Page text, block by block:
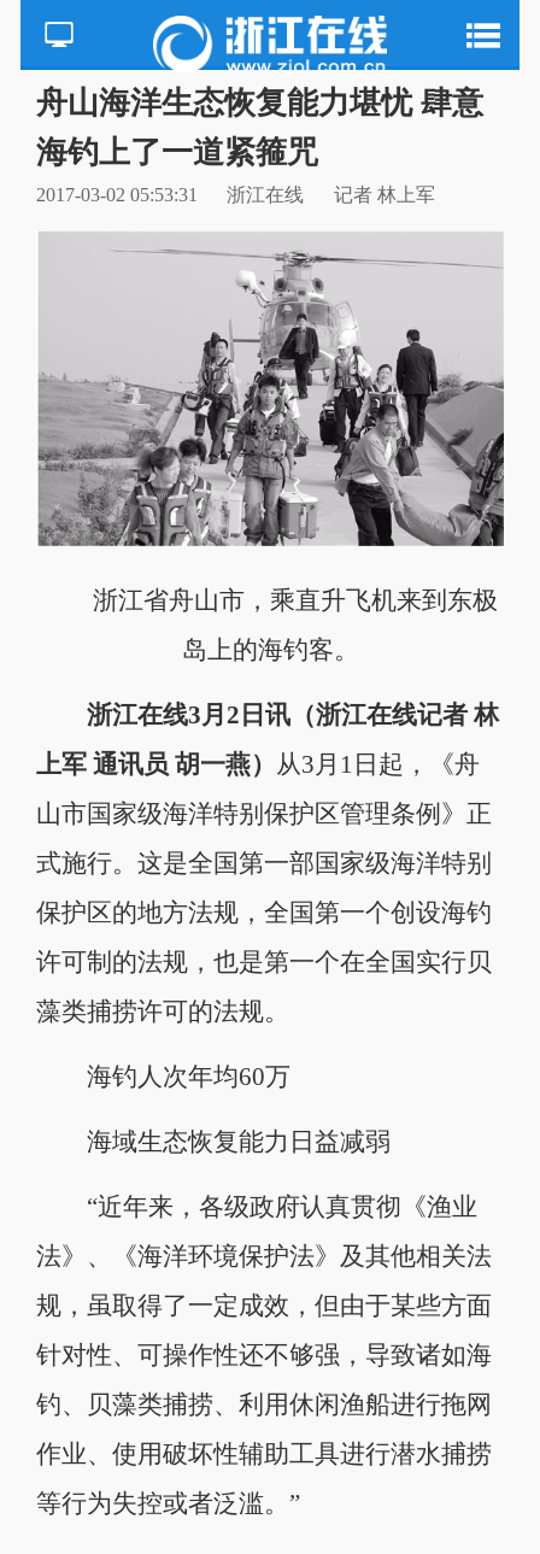
舟山海洋生态恢复能力堪忧 肆意
海钓上了一道紧箍咒
2017-03-02 05:53:31 浙江在线 记者 林上军
浙江省舟山市，乘直升飞机来到东极
岛上的海钓客。
浙江在线3月2日讯（浙江在线记者 林
上军 通讯员 胡一燕） 从3月1日起，《舟
山市国家级海洋特别保护区管理条例》正
式施行。这是全国第一部国家级海洋特别
保护区的地方法规，全国第一个创设海钓
许可制的法规，也是第一个在全国实行贝
藻类捕捞许可的法规。
海钓人次年均60万
海域生态恢复能力日益减弱
“近年来，各级政府认真贯彻《渔业
法》、《海洋环境保护法》及其他相关法
规，虽取得了一定成效，但由于某些方面
针对性、可操作性还不够强，导致诸如海
钓、贝藻类捕捞、利用休闲渔船进行拖网
作业、使用破坏性辅助工具进行潜水捕捞
等行为失控或者泛滥。”